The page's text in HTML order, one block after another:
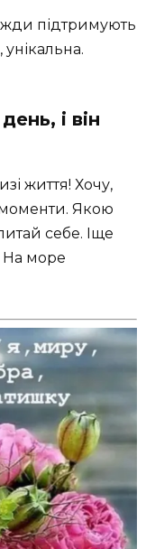
підтримують
унікальна.
і він
життя! Хочу,
Якою
себе. Іще
На море